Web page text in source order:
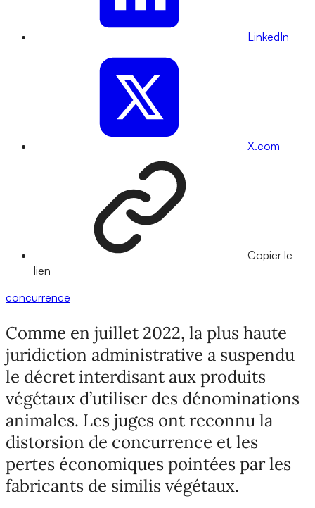
LinkedIn
X.com
Copier le
lien
concurrence
Comme en juillet 2022, la plus haute
juridiction administrative a suspendu
le décret interdisant aux produits
végétaux d’utiliser des dénominations
animales. Les juges ont reconnu la
distorsion de concurrence et les
pertes économiques pointées par les
fabricants de similis végétaux.